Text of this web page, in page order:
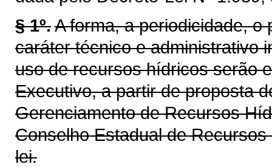
§ 1º.A forma, a periodicidade,
caráter técnico e administrativo
uso de recursos hídricos serão
Executivo, a partir de proposta
Gerenciamento de Recursos
Conselho Estadual de
lei.